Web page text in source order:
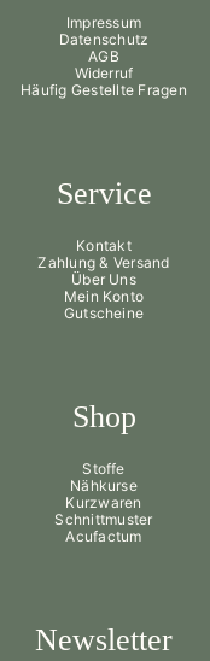
Impressum
Datenschutz
AGB
Widerruf
Häufig Gestellte Fragen
Service
Kontakt
Zahlung & Versand
Über Uns
Mein Konto
Gutscheine
Shop
Stoffe
Nähkurse
Kurzwaren
Schnittmuster
Acufactum
Newsletter